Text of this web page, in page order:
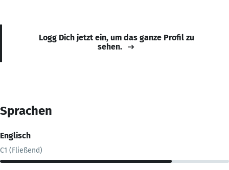
Logg Dich jetzt ein, um das ganze Profil zu
sehen.
Sprachen
Englisch
C1 (Fließend)